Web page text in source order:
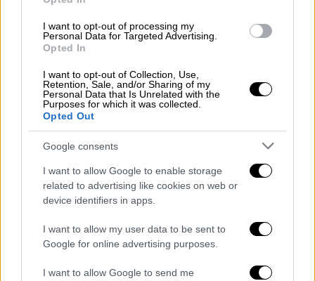
I want to opt-out of processing my
Personal Data for Targeted Advertising.
Opted In
I want to opt-out of Collection, Use,
Retention, Sale, and/or Sharing of my
Personal Data that Is Unrelated with the
Purposes for which it was collected.
Opted Out
Google consents
I want to allow Google to enable storage
related to advertising like cookies on web or
device identifiers in apps.
I want to allow my user data to be sent to
Google for online advertising purposes.
I want to allow Google to send me
την οποία δεν τηρήθηκαν οι προβλεπόμενες
από το δικαιϊκο μας σύστημα «αποστάσεις»,
με αποκορύφωση την αποδοχή των
λουλουδιών κατά τη διάρκεια της
διαδικασίας από την οικογένεια Τοπαλούδη.
Μάλιστα, ανέβηκε στην προσωπική σελίδα
της εισαγγελέως σε μέσο κοινωνικής
δικτύωσης σχετική φωτογραφία με λεζάντα:
«το πολυτιμότερο δώρο της ζωής μου». Οι
γονείς έπραξαν όπως ένιωθαν και καλώς.
Όμως η εισαγγελέας έχει εκπαιδευτεί για να
μην αντιδρά όπως θα αντιδρούσαμε εμείς.
την διατύπωση: «Ο πατέρας του Ροδίτη